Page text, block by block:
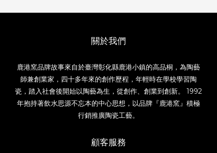
關於我們
鹿港窯品牌故事來自於臺灣彰化縣鹿港小鎮的高品桐，為陶藝
師兼創業家，四十多年來的創作歷程，年輕時在學校學習陶
瓷，踏入社會後開始以陶藝為生，從創作、創業到創新。 1992
年抱持著飲水思源不忘本的中心思想，以品牌『鹿港窯』積極
行銷推廣陶瓷工藝。
顧客服務